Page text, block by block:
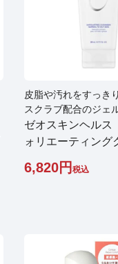
皮脂や汚れをすっき
スクラブ配合のジェ
ゼオスキンヘル
ォリエーティング
6,820 税込